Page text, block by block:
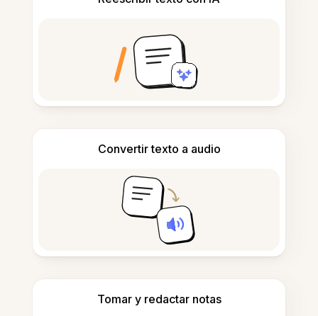
Convertir texto a audio
Tomar y redactar notas